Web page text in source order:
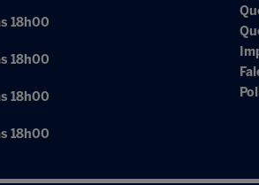
18h00
18h00
18h00
18h00